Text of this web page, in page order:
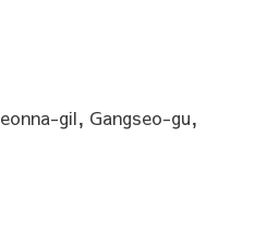
gil, Gangseo-gu,